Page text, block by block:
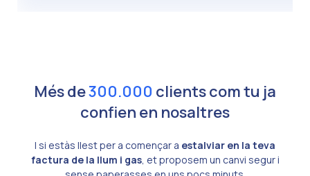
Més de300.000 clients com tu ja
confien en nosaltres
I si estàs llest per a començar a estalviar en la teva
factura de la llum i gas, et proposem un canvi segur i